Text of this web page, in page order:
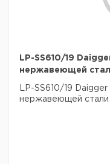
LP-SS610/19
нержавеющей
LP-SS610/19
нержавеющей